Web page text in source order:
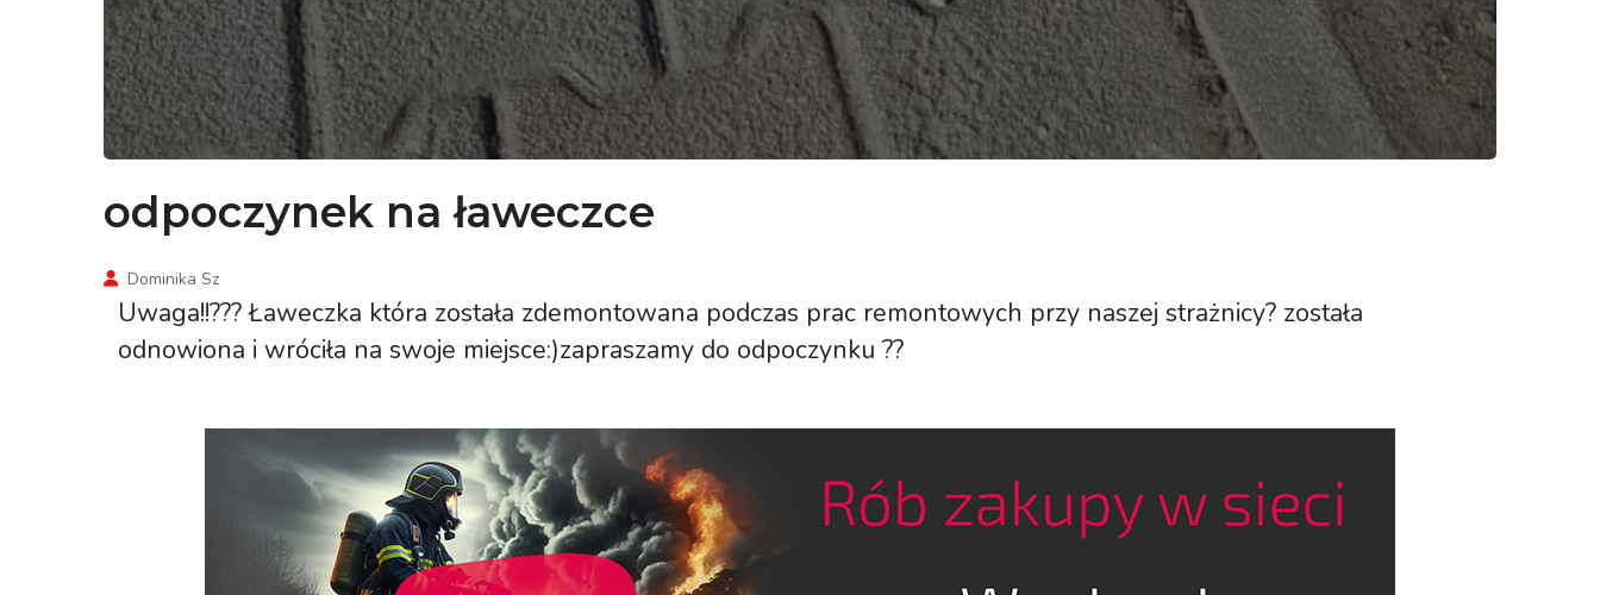
odpoczynek na ławeczce
Dominika Sz
Uwaga!!??? Ławeczka która została zdemontowana podczas prac remontowych przy naszej strażnicy? została
odnowiona i wróciła na swoje miejsce:)zapraszamy do odpoczynku ??